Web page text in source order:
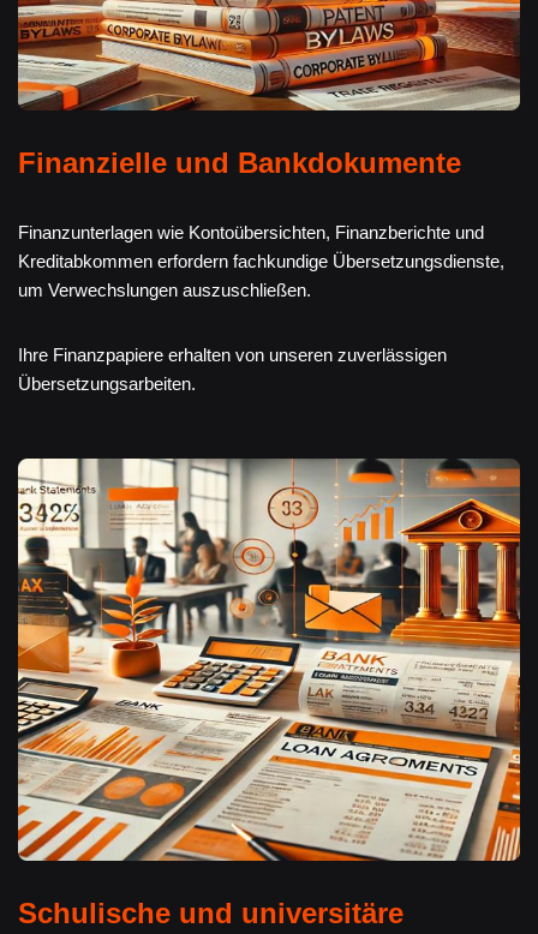
Finanzielle und Bankdokumente
Finanzunterlagen wie Kontoübersichten, Finanzberichte und
Kreditabkommen erfordern fachkundige Übersetzungsdienste,
um Verwechslungen auszuschließen.
Ihre Finanzpapiere erhalten von unseren zuverlässigen
Übersetzungsarbeiten.
Schulische und universitäre